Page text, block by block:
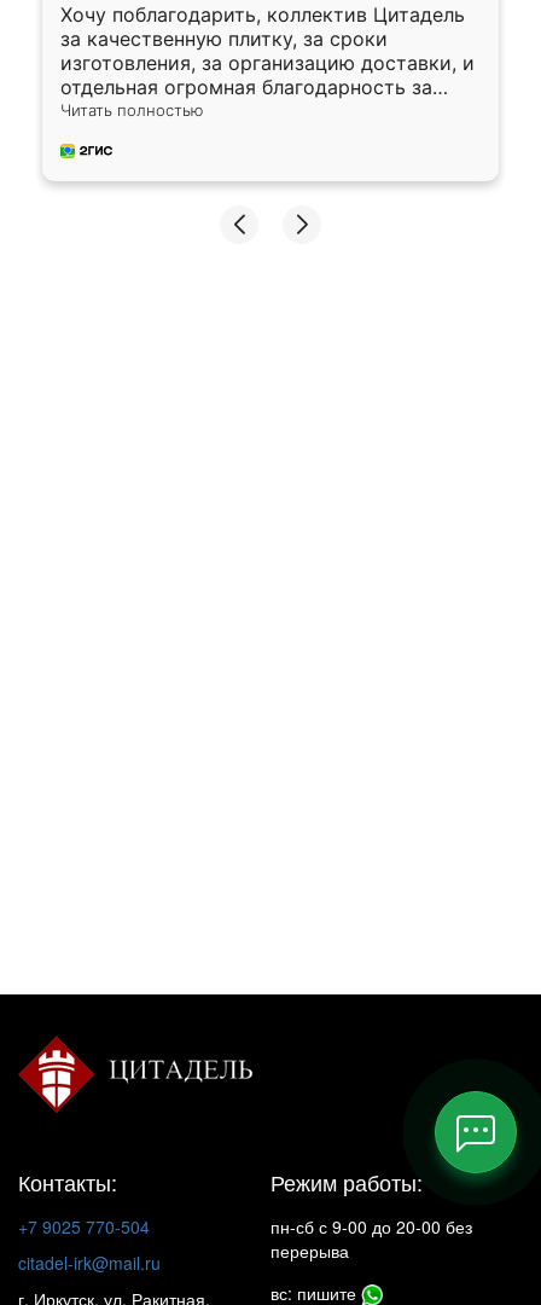
Хочу поблагодарить, коллектив Цитадель
за качественную плитку, за сроки
изготовления, за организацию доставки, и
отдельная огромная благодарность за
укладку плитки Оганесу, за два дня 70 кв,
Читать полностью
Контакты:
+7 9025 770-504
citadel-irk@mail.ru
г. Иркутск, ул. Ракитная,
Режим работы:
пн-сб с 9-00 до 20-00 без
перерыва
вс: пишите